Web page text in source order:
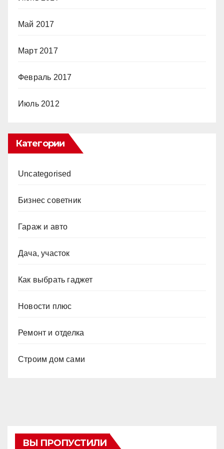
Май 2017
Март 2017
Февраль 2017
Июль 2012
Категории
Uncategorised
Бизнес советник
Гараж и авто
Дача, участок
Как выбрать гаджет
Новости плюс
Ремонт и отделка
Строим дом сами
ВЫ ПРОПУСТИЛИ